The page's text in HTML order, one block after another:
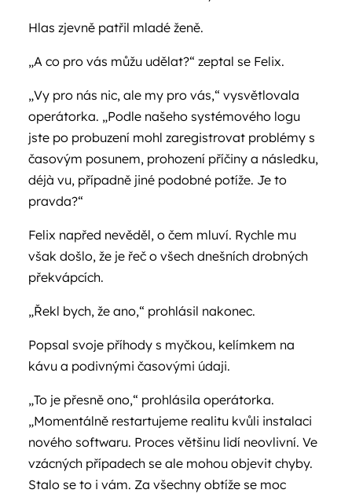
Hlas zjevně patřil mladé ženě.
„A co pro vás můžu udělat?“ zeptal se Felix.
„Vy pro nás nic, ale my pro vás,“ vysvětlovala
operátorka. „Podle našeho systémového logu
jste po probuzení mohl zaregistrovat problémy s
časovým posunem, prohození příčiny a následku,
déjà vu, případně jiné podobné potíže. Je to
pravda?“
Felix napřed nevěděl, o čem mluví. Rychle mu
však došlo, že je řeč o všech dnešních drobných
překvápcích.
„Řekl bych, že ano,“ prohlásil nakonec.
Popsal svoje příhody s myčkou, kelímkem na
kávu a podivnými časovými údaji.
„To je přesně ono,“ prohlásila operátorka.
„Momentálně restartujeme realitu kvůli instalaci
nového softwaru. Proces většinu lidí neovlivní. Ve
vzácných případech se ale mohou objevit chyby.
Stalo se to i vám. Za všechny obtíže se moc